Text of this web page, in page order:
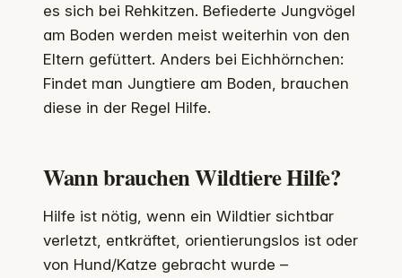
es sich bei Rehkitzen. Befiederte Jungvögel
am Boden werden meist weiterhin von den
Eltern gefüttert. Anders bei Eichhörnchen:
Findet man Jungtiere am Boden, brauchen
diese in der Regel Hilfe.
Wann brauchen Wildtiere Hilfe?
Hilfe ist nötig, wenn ein Wildtier sichtbar
verletzt, entkräftet, orientierungslos ist oder
von Hund/Katze gebracht wurde –